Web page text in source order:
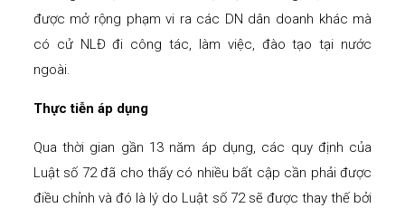
được mở rộng phạm vi ra các DN dân doanh khác mà
có cử NLĐ đi công tác, làm việc, đào tạo tại nước
ngoài.
Thực tiễn áp dụng
Qua thời gian gần 13 năm áp dụng, các quy định của
Luật số 72 đã cho thấy có nhiều bất cập cần phải được
điều chỉnh và đó là lý do Luật số 72 sẽ được thay thế bởi